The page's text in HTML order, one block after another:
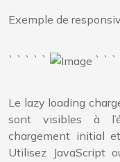
Exemple de
` ` ` ` ` ` ` `
Le lazy loading
sont visibles à
chargement initial
Utilisez JavaScript